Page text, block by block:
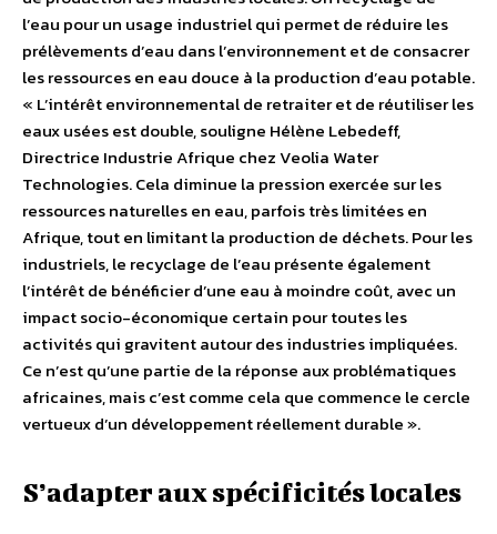
l’eau pour un usage industriel qui permet de réduire les
prélèvements d’eau dans l’environnement et de consacrer
les ressources en eau douce à la production d’eau potable.
« L’intérêt environnemental de retraiter et de réutiliser les
eaux usées est double, souligne Hélène Lebedeff,
Directrice Industrie Afrique chez Veolia Water
Technologies. Cela diminue la pression exercée sur les
ressources naturelles en eau, parfois très limitées en
Afrique, tout en limitant la production de déchets. Pour les
industriels, le recyclage de l’eau présente également
l’intérêt de bénéficier d’une eau à moindre coût, avec un
impact socio-économique certain pour toutes les
activités qui gravitent autour des industries impliquées.
Ce n’est qu’une partie de la réponse aux problématiques
africaines, mais c’est comme cela que commence le cercle
vertueux d’un développement réellement durable ».
S’adapter aux spécificités locales